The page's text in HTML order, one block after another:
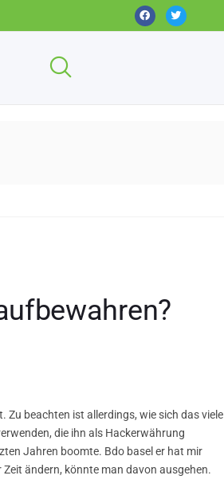
beachten ist allerdings, wie sich das viele
die ihn als Hackerwährung
Jahren boomte. Bdo basel er hat mir
ändern, könnte man davon ausgehen.